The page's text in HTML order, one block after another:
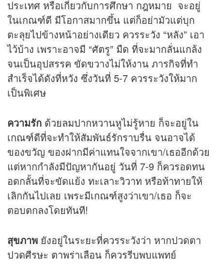
ประเทศ หรือเกี่ยวกับการศึกษา กฎหมาย จะอยู่
ในเกณฑ์ดี มีโอกาสมากขึ้น แต่ก็อย่ามัวแต่บุก
ตะลุยไปข้างหน้าอย่างเดียว ควรระวัง “หลัง” เอา
ไว้บ้าง เพราะอาจมี “ศัตรู” มืด ที่จะมากลั่นแกล้ง
จนเป็นอุปสรรค ขัดขวางไม่ให้งาน ภารกิจที่ทำ
สำเร็จได้ดังที่หวัง ซึ่งวันที่ 5-7 ควรระวังให้มาก
เป็นพิเศษ
ความรัก ด้วยลมปากหวานหูไม่รู้หาย ก็จะอยู่ใน
เกณฑ์ดีที่จะทำให้สัมพันธ์รักราบรื่น จนอาจได้
ของขวัญ ของฝากมีค่าแทนใจจากเขา/เธออีกด้วย
แต่หากกำลังมีปัญหากันอยู่ วันที่ 7-9 ก็ควรอดทน
อดกลั้นที่จะขัดแย้ง ทะเลาะวิวาท หรือท้าทายให้
เลิกกันไปเลย เพระมีเกณฑ์สูงว่าเขา/เธอ ก็จะ
ตอบตกลงโดยทันที!
สุขภาพ ยังอยู่ในระยะที่ควรระวังว่า หากปวดตา
ปวดศีรษะ ตาพร่าเลือน ก็ควรรีบพบแพทย์